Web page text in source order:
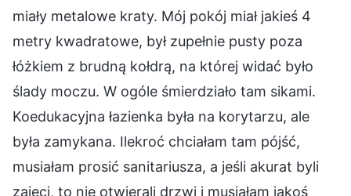
miały metalowe kraty. Mój pokój miał jakieś 4
metry kwadratowe, był zupełnie pusty poza
łóżkiem z brudną kołdrą, na której widać było
ślady moczu. W ogóle śmierdziało tam sikami.
Koedukacyjna łazienka była na korytarzu, ale
była zamykana. Ilekroć chciałam tam pójść,
musiałam prosić sanitariusza, a jeśli akurat byli
zajęci, to nie otwierali drzwi i musiałam jakoś